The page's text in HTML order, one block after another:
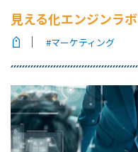
見える化エンジンラボ
#マーケティング